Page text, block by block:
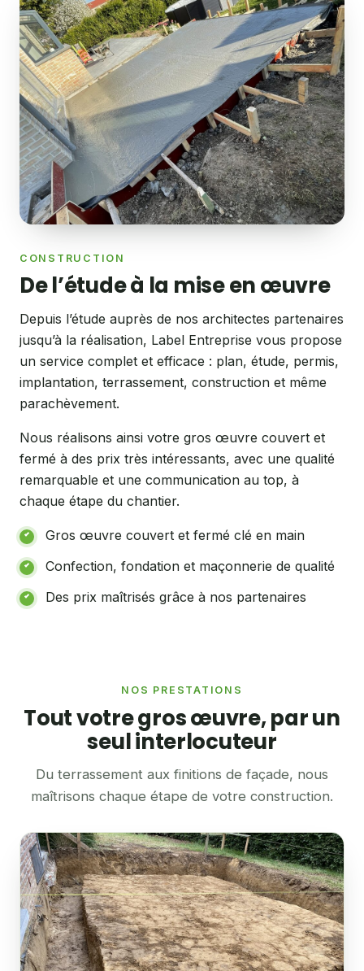
CONSTRUCTION
De l’étude à la mise en œuvre
Depuis l’étude auprès de nos architectes partenaires
jusqu’à la réalisation, Label Entreprise vous propose
un service complet et efficace : plan, étude, permis,
implantation, terrassement, construction et même
parachèvement.
Nous réalisons ainsi votre gros œuvre couvert et
fermé à des prix très intéressants, avec une qualité
remarquable et une communication au top, à
chaque étape du chantier.
Gros œuvre couvert et fermé clé en main
Confection, fondation et maçonnerie de qualité
Des prix maîtrisés grâce à nos partenaires
NOS PRESTATIONS
Tout votre gros œuvre, par un
seul interlocuteur
Du terrassement aux finitions de façade, nous
maîtrisons chaque étape de votre construction.